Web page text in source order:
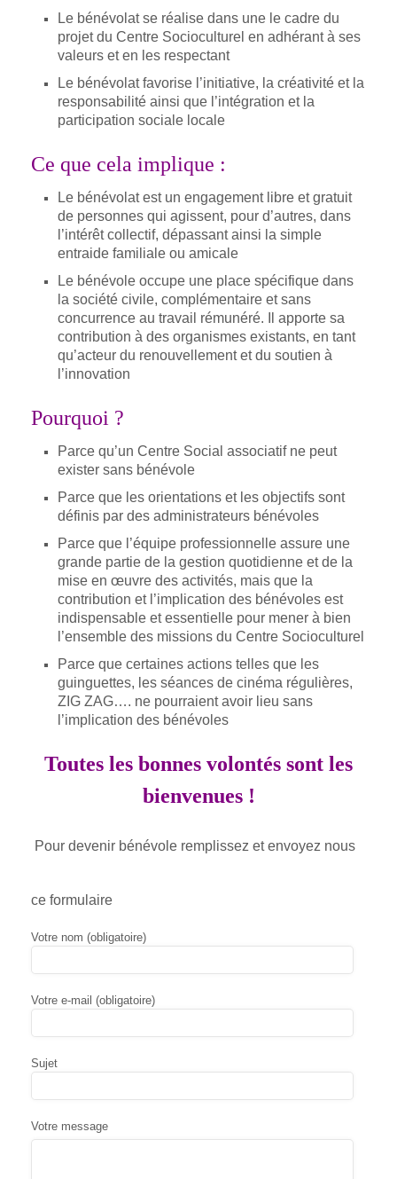
Le bénévolat se réalise dans une le cadre du
projet du Centre Socioculturel en adhérant à ses
valeurs et en les respectant
Le bénévolat favorise l’initiative, la créativité et la
responsabilité ainsi que l’intégration et la
participation sociale locale
Ce que cela implique :
Le bénévolat est un engagement libre et gratuit
de personnes qui agissent, pour d’autres, dans
l’intérêt collectif, dépassant ainsi la simple
entraide familiale ou amicale
Le bénévole occupe une place spécifique dans
la société civile, complémentaire et sans
concurrence au travail rémunéré. Il apporte sa
contribution à des organismes existants, en tant
qu’acteur du renouvellement et du soutien à
l’innovation
Pourquoi ?
Parce qu’un Centre Social associatif ne peut
exister sans bénévole
Parce que les orientations et les objectifs sont
définis par des administrateurs bénévoles
Parce que l’équipe professionnelle assure une
grande partie de la gestion quotidienne et de la
mise en œuvre des activités, mais que la
contribution et l’implication des bénévoles est
indispensable et essentielle pour mener à bien
l’ensemble des missions du Centre Socioculturel
Parce que certaines actions telles que les
guinguettes, les séances de cinéma régulières,
ZIG ZAG…. ne pourraient avoir lieu sans
l’implication des bénévoles
Toutes les bonnes volontés sont les
bienvenues !
Pour devenir bénévole remplissez et envoyez nous
ce formulaire
Votre nom (obligatoire)
Votre e-mail (obligatoire)
Sujet
Votre message